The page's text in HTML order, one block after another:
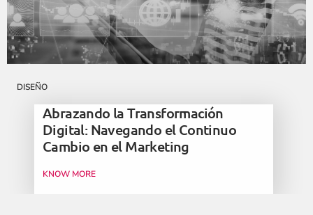
DISEÑO
Abrazando la Transformación
Digital: Navegando el Continuo
Cambio en el Marketing
KNOW MORE